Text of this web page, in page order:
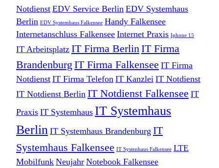
Notdienst EDV Service Berlin EDV Systemhaus
Berlin EDV Systemhaus Falkensee Handy Falkensee
Internetanschluss Falkensee Internet Praxis Iphone 15
IT Arbeitsplatz IT Firma Berlin IT Firma
Brandenburg IT Firma Falkensee IT Firma
Notdienst IT Firma Telefon IT Kanzlei IT Notdienst
IT Notdienst Berlin IT Notdienst Falkensee IT
Praxis IT Systemhaus IT Systemhaus
Berlin IT Systemhaus Brandenburg IT
Systemhaus Falkensee IT Systenhaus Falkensee LTE
Mobilfunk Neujahr Notebook Falkensee